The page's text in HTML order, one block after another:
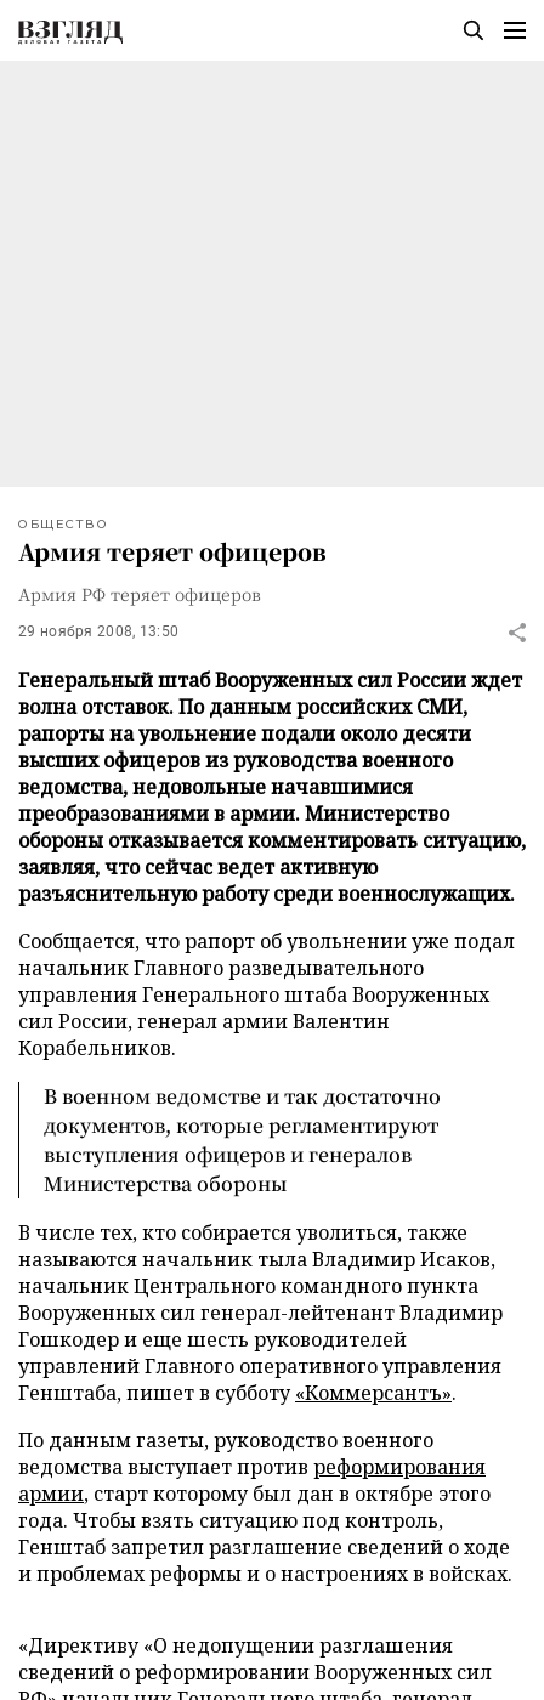
ОБЩЕСТВО
Армия теряет офицеров
Армия РФ теряет офицеров
29 ноября 2008, 13:50
Генеральный штаб Вооруженных сил России ждет
волна отставок. По данным российских СМИ,
рапорты на увольнение подали около десяти
высших офицеров из руководства военного
ведомства, недовольные начавшимися
преобразованиями в армии. Министерство
обороны отказывается комментировать ситуацию,
заявляя, что сейчас ведет активную
разъяснительную работу среди военнослужащих.
Сообщается, что рапорт об увольнении уже подал
начальник Главного разведывательного
управления Генерального штаба Вооруженных
сил России, генерал армии Валентин
Корабельников.
В военном ведомстве и так достаточно
документов, которые регламентируют
выступления офицеров и генералов
Министерства обороны
В числе тех, кто собирается уволиться, также
называются начальник тыла Владимир Исаков,
начальник Центрального командного пункта
Вооруженных сил генерал-лейтенант Владимир
Гошкодер и еще шесть руководителей
управлений Главного оперативного управления
Генштаба, пишет в субботу«Коммерсантъ».
По данным газеты, руководство военного
ведомства выступает против реформирования
армии, старт которому был дан в октябре этого
года. Чтобы взять ситуацию под контроль,
Генштаб запретил разглашение сведений о ходе
и проблемах реформы и о настроениях в войсках.
«Директиву «О недопущении разглашения
сведений о реформировании Вооруженных сил